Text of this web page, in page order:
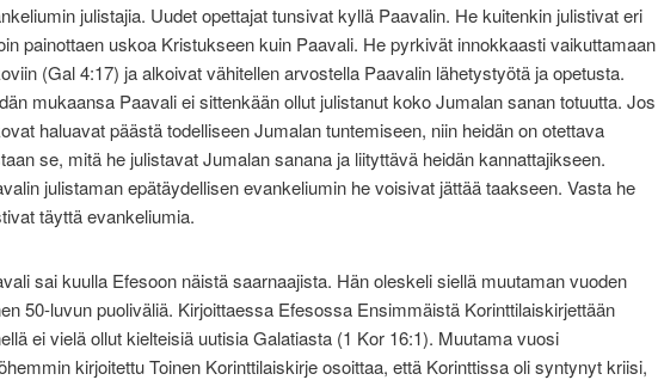
julistajia. Uudet opettajat tunsivat kyllä Paavalin. He kuitenkin julistivat eri
painottaen uskoa Kristukseen kuin Paavali. He pyrkivät innokkaasti vaikuttamaan
(Gal 4:17) ja alkoivat vähitellen arvostella Paavalin lähetystyötä ja opetusta.
mukaansa Paavali ei sittenkään ollut julistanut koko Jumalan sanan totuutta. Jos
haluavat päästä todelliseen Jumalan tuntemiseen, niin heidän on otettava
se, mitä he julistavat Jumalan sanana ja liityttävä heidän kannattajikseen.
julistaman epätäydellisen evankeliumin he voisi­vat jättää taakseen. Vasta he
täyttä evankeliumia.
sai kuulla Efesoon näistä saarnaajista. Hän oleskeli siellä muutaman vuoden
50-luvun puoliväliä. Kirjoittaessa Efesossa Ensimmäistä Korinttilaiskirjettään
ei vielä ollut kielteisiä uutisia Galatiasta (1 Kor 16:1). Muutama vuosi
kirjoitettu Toinen Korinttilaiskirje osoittaa, että Korinttissa oli syntynyt kriisi,